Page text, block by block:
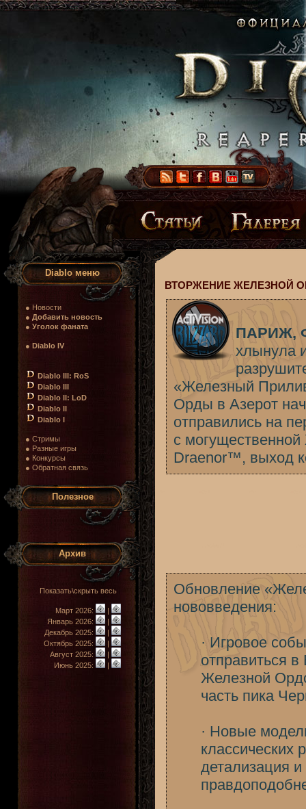
Diablo меню
● Новости
● Добавить новость
● Уголок фаната
● Diablo IV
Diablo III: RoS
Diablo III
Diablo II: LoD
Diablo II
Diablo I
● Стримы
● Разные игры
● Конкурсы
● Обратная связь
Полезное
Архив
Показать\скрыть весь
Март 2026:
|
Январь 2026:
|
Декабрь 2025:
|
Октябрь 2025:
|
Август 2025:
|
Июнь 2025:
|
ВТОРЖЕНИЕ ЖЕЛЕЗНОЙ
ПАРИЖ,
хлынула
«Железный
Орды в Азерот
отправились на
с
Draenor™, выход
Обновление
нововведения:
· Игровое
отправиться
Железной
часть пика
· Новые
классических
детализация